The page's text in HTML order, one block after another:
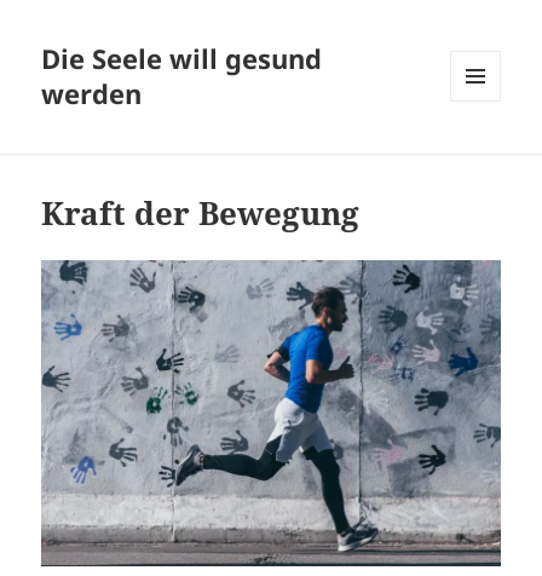
Die Seele will gesund
werden
Kraft der Bewegung